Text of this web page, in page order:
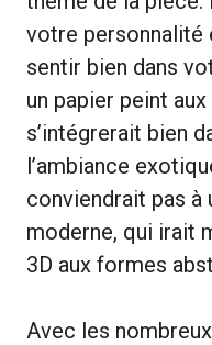
votre personnalité
sentir bien dans
un papier peint
s’intégrerait bien
l’ambiance
conviendrait pas
moderne, qui irait
3D aux formes
Avec les